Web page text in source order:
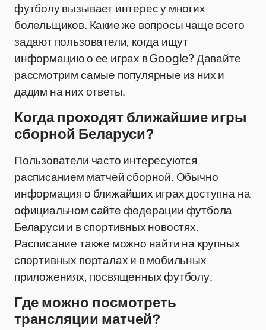
футболу вызывает интерес у многих
болельщиков. Какие же вопросы чаще всего
задают пользователи, когда ищут
информацию о ее играх в Google? Давайте
рассмотрим самые популярные из них и
дадим на них ответы.
Когда проходят ближайшие игры
сборной Беларуси?
Пользователи часто интересуются
расписанием матчей сборной. Обычно
информация о ближайших играх доступна на
официальном сайте федерации футбола
Беларуси и в спортивных новостях.
Расписание также можно найти на крупных
спортивных порталах и в мобильных
приложениях, посвященных футболу.
Где можно посмотреть
трансляции матчей?